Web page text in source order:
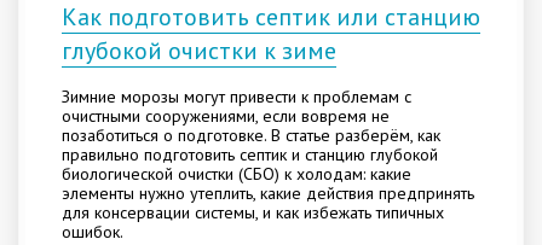
Как подготовить септик или станцию
глубокой очистки к зиме
Зимние морозы могут привести к проблемам с
очистными сооружениями, если вовремя не
позаботиться о подготовке. В статье разберём, как
правильно подготовить септик и станцию глубокой
биологической очистки (СБО) к холодам: какие
элементы нужно утеплить, какие действия предпринять
для консервации системы, и как избежать типичных
ошибок.